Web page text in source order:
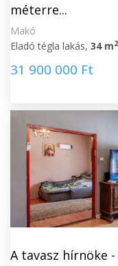
méterre...
Makó
Eladó tégla lakás, 34 m2
31 900 000 Ft
A tavasz hírnöke